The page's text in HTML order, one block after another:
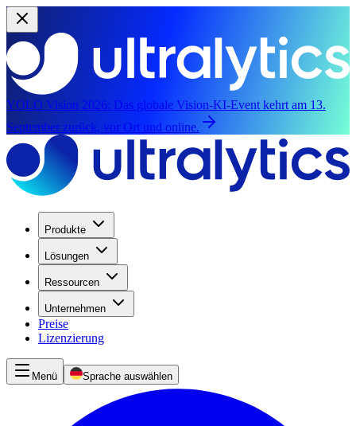
YOLO Vision 2026: Das globale Vision-KI-Event kehrt am 13.
September zurück, vor Ort und online.
Produkte
Lösungen
Ressourcen
Unternehmen
Preise
Lizenzierung
Menü Sprache auswählen